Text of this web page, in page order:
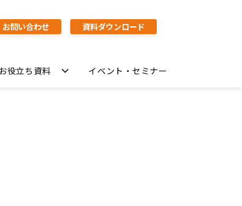
お問い合わせ 資料ダウンロード
お役立ち資料 イベント・セミナー